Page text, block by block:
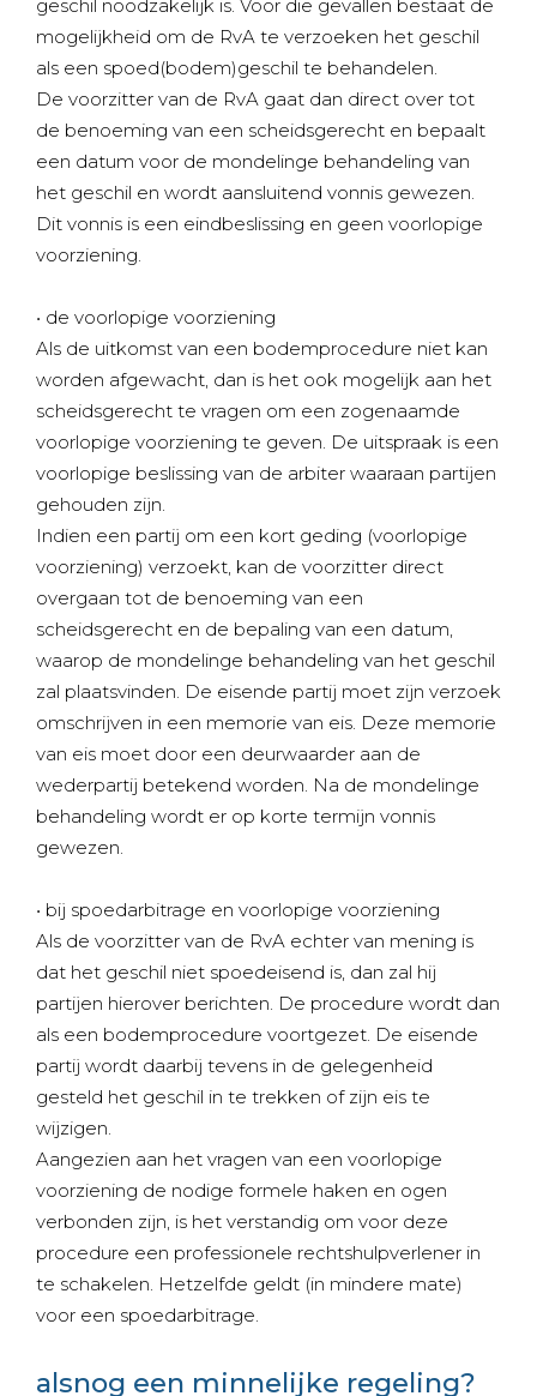
geschil noodzakelijk is. Voor die gevallen bestaat de
mogelijkheid om de RvA te verzoeken het geschil
als een spoed(bodem)geschil te behandelen.
De voorzitter van de RvA gaat dan direct over tot
de benoeming van een scheidsgerecht en bepaalt
een datum voor de mondelinge behandeling van
het geschil en wordt aansluitend vonnis gewezen.
Dit vonnis is een eindbeslissing en geen voorlopige
voorziening.
• de voorlopige voorziening
Als de uitkomst van een bodemprocedure niet kan
worden afgewacht, dan is het ook mogelijk aan het
scheidsgerecht te vragen om een zogenaamde
voorlopige voorziening te geven. De uitspraak is een
voorlopige beslissing van de arbiter waaraan partijen
gehouden zijn.
Indien een partij om een kort geding (voorlopige
voorziening) verzoekt, kan de voorzitter direct
overgaan tot de benoeming van een
scheidsgerecht en de bepaling van een datum,
waarop de mondelinge behandeling van het geschil
zal plaatsvinden. De eisende partij moet zijn verzoek
omschrijven in een memorie van eis. Deze memorie
van eis moet door een deurwaarder aan de
wederpartij betekend worden. Na de mondelinge
behandeling wordt er op korte termijn vonnis
gewezen.
• bij spoedarbitrage en voorlopige voorziening
Als de voorzitter van de RvA echter van mening is
dat het geschil niet spoedeisend is, dan zal hij
partijen hierover berichten. De procedure wordt dan
als een bodemprocedure voortgezet. De eisende
partij wordt daarbij tevens in de gelegenheid
gesteld het geschil in te trekken of zijn eis te
wijzigen.
Aangezien aan het vragen van een voorlopige
voorziening de nodige formele haken en ogen
verbonden zijn, is het verstandig om voor deze
procedure een professionele rechtshulpverlener in
te schakelen. Hetzelfde geldt (in mindere mate)
voor een spoedarbitrage.
alsnog een minnelijke regeling?